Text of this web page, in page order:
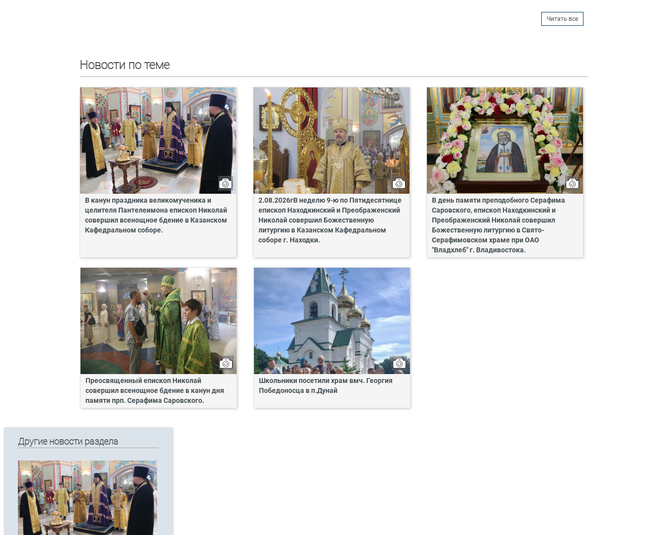
Читать все
Новости по теме
В канун праздника великомученика и
целителя Пантелеимона епископ Николай
совершил всенощное бдение в Казанском
Кафедральном соборе.
2.08.2026гВ неделю 9-ю по Пятидесятнице
епископ Находкинский и Преображенский
Николай совершил Божественную
литургию в Казанском Кафедральном
соборе г. Находки.
В день памяти преподобного Серафима
Саровского, епископ Находкинский и
Преображенский Николай совершил
Божественную литургию в Свято-
Серафимовском храме при ОАО
"Владхлеб" г. Владивостока.
Преосвященный епископ Николай
совершил всенощное бдение в канун дня
памяти прп. Серафима Саровского.
Школьники посетили храм вмч. Георгия
Победоносца в п.Дунай
Другие новости раздела